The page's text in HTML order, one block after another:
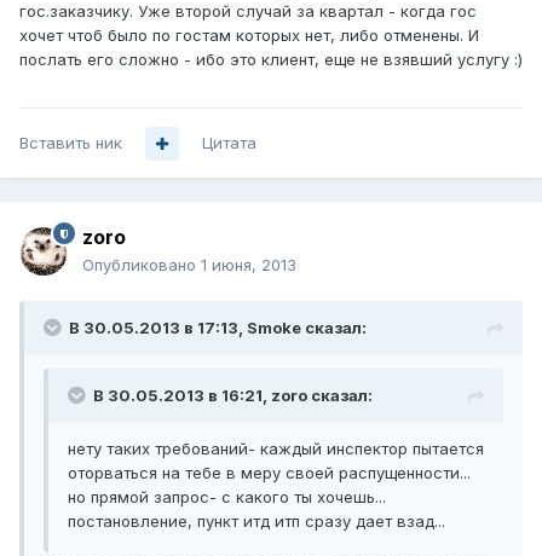
гос.заказчику. Уже второй случай за квартал - когда гос
хочет чтоб было по гостам которых нет, либо отменены. И
послать его сложно - ибо это клиент, еще не взявший услугу :)
Вставить ник Цитата
zoro
Опубликовано 1 июня, 2013
В 30.05.2013 в 17:13, Smoke сказал:
В 30.05.2013 в 16:21, zoro сказал:
нету таких требований- каждый инспектор пытается
оторваться на тебе в меру своей распущенности...
но прямой запрос- с какого ты хочешь...
постановление, пункт итд итп сразу дает взад...